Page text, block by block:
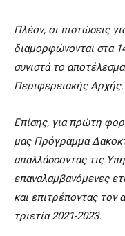
Πλέον, οι πιστώσεις
διαμορφώνονται στα
συνιστά το
Περιφερειακής Αρχής.
Επίσης, για πρώτη
μας Πρόγραμμα
απαλλάσσοντας τις
επαναλαμβανόμενες
και επιτρέποντας τον
τριετία 2021-2023.